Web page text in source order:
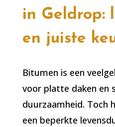
in Geldrop:
en juiste
Bitumen is een
voor platte daken en
duurzaamheid. Toch
een beperkte